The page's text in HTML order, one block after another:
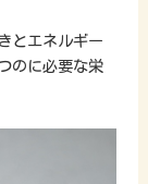
とエネルギー
のに必要な栄